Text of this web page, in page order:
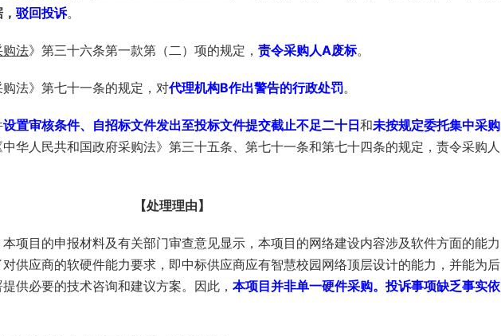
驳回投诉。
购法》第三十六条第一款第（二）项的规定， 责令采购人A废标。
法》第七十一条的规定，对代理机构B作出警告的行政处罚。
设置审核条件、自招标文件发出至投标文件提交截止不足二十日和未按规定委托集中采购
中华人民共和国政府采购法》第三十五条、第七十一条和第七十四条的规定，责令采购人
【处理理由】
项目的申报材料及有关部门审查意见显示，本项目的网络建设内容涉及软件方面的能力
供应商的软硬件能力要求，即中标供应商应有智慧校园网络顶层设计的能力，并能为后
供必要的技术咨询和建议方案。因此， 本项目并非单一硬件采购。投诉事项缺乏事实依